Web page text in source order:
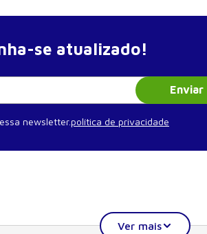
se atualizado!
Enviar
newsletter.política de privacidade